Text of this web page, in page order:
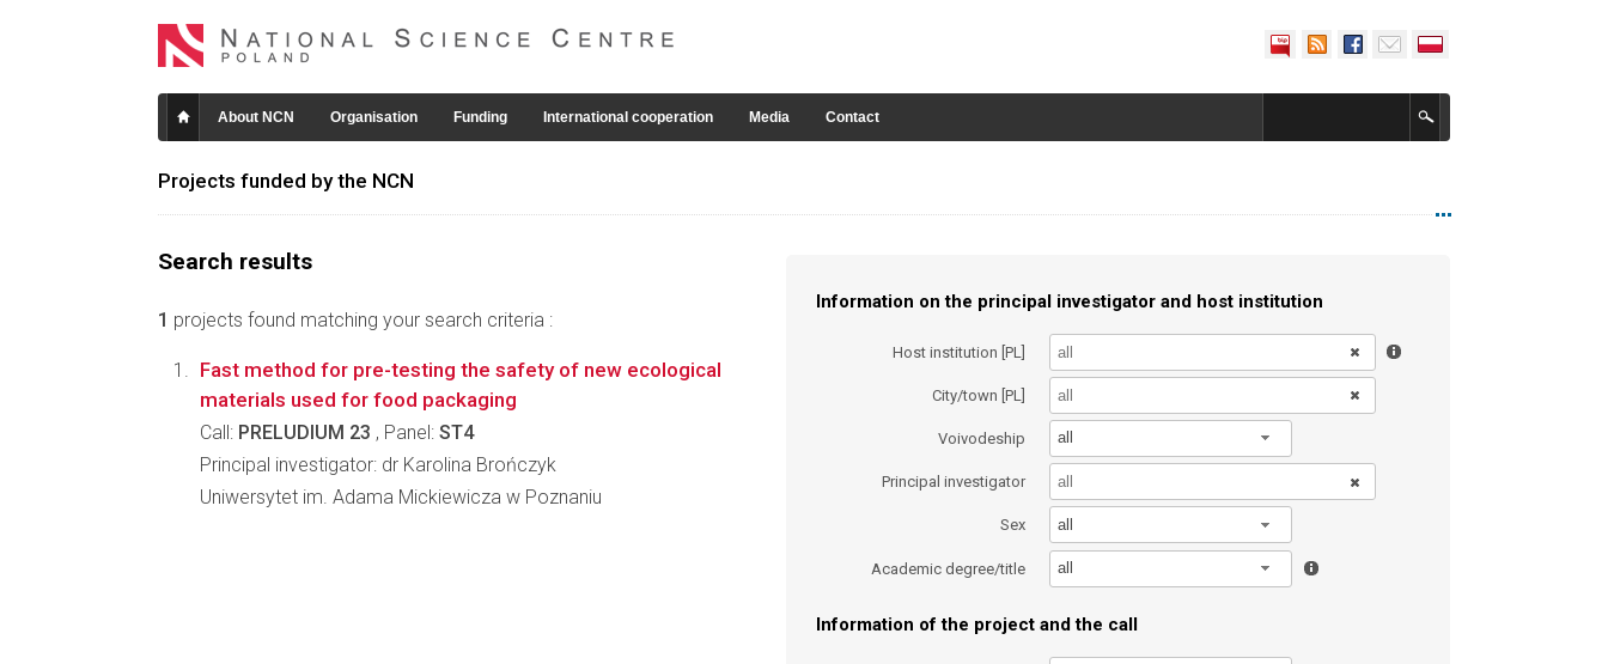
About NCN Organisation Funding International cooperation Media Contact
Projects funded by the NCN
Search results
1 projects found matching your search criteria :
Information on the principal investigator and host institution
Host institution [PL]
City/town [PL]
Voivodeship all
Principal investigator
Sex all
Academic degree/title all
Information of the project and the call
Fast method for pre-testing the safety of new ecological
materials used for food packaging
Call: PRELUDIUM 23 , Panel: ST4
Principal investigator: dr Karolina Brończyk
Uniwersytet im. Adama Mickiewicza w Poznaniu